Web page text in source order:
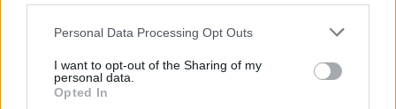
Personal Data Processing Opt Outs
I want to opt-out of the Sharing of my
personal data.
Opted In